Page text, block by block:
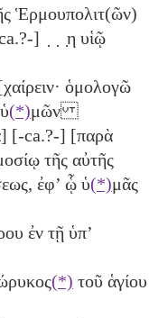
Ἑρμουπολιτ(ῶν)
ca.?-] ̣ ̣ ̣η υἱῷ
ὁμολογῶ
(*)μῶν
[-ca.?-] [παρὰ
τῆς αὐτῆς
ἐφ’ ᾧ ὑ(*)μᾶς
ἐν τῇ ὑπ’
(*) τοῦ ἁγίου